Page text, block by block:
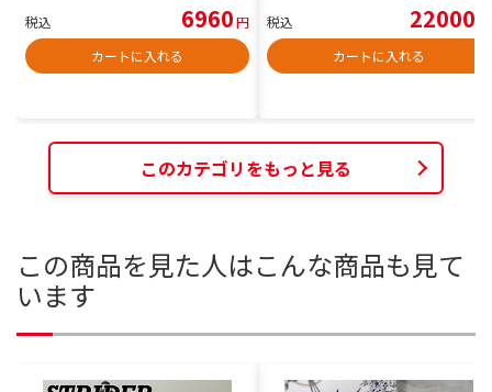
税込 6960円
カートに入れる
税込 22000
カートに入れる
このカテゴリをもっと見る
この商品を見た人はこんな商品も見て
います